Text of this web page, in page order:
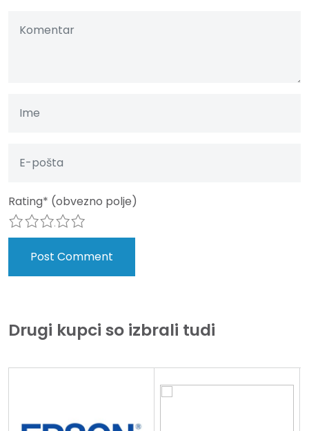
Rating* (obvezno polje)
5
4
3
2
Drugi kupci so izbrali tudi